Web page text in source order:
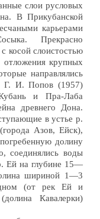
слои русловых
В Прикубанской
карьерами
Прекрасно
косой слоистостью
отложения крупных
направлялись
Г. И. Попов (1957)
и Пра-Лаба
древнего Дона.
в устье р.
Азов, Ейск),
долину
соединялись воды
Ей на глубине 15—
шириной 1—3
(от рек Ей и
Кавалерки)